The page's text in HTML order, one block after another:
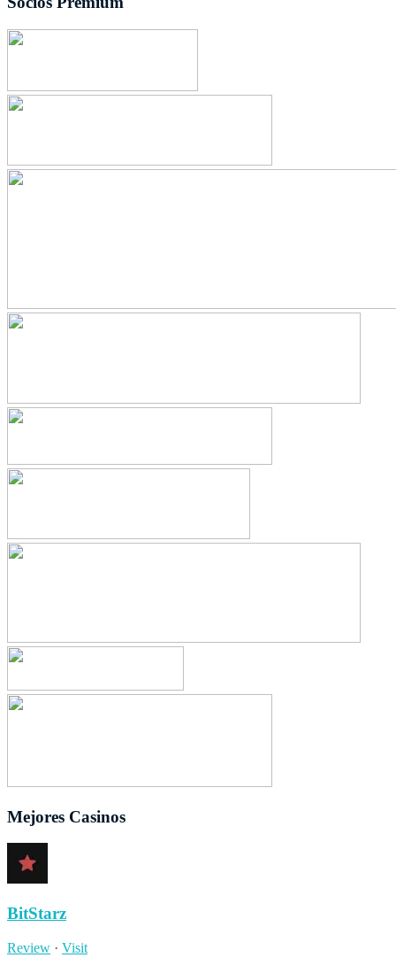
Mejores Casinos
BitStarz
Review · Visit